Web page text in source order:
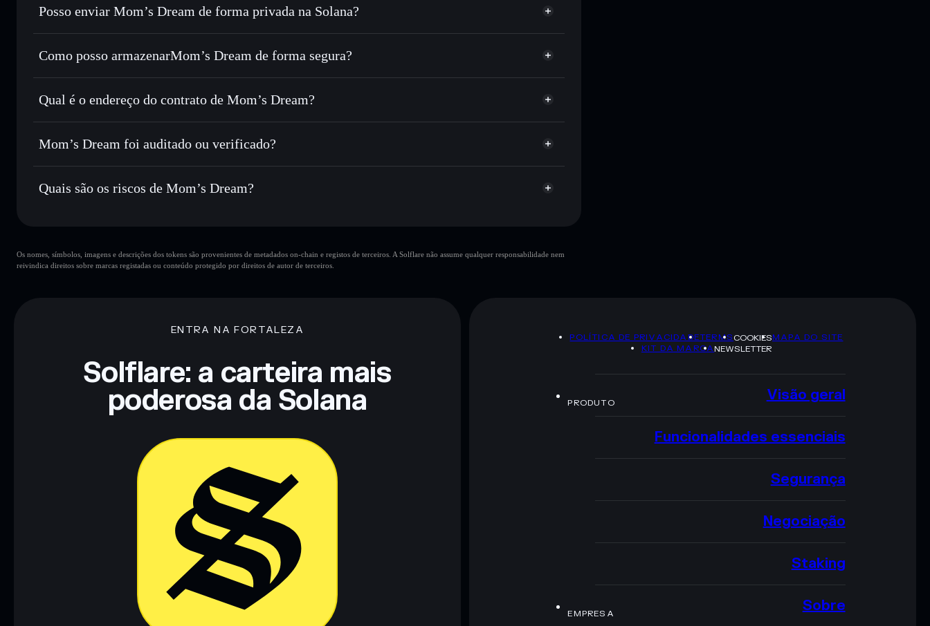
Trocar instantaneamente— trocar MAM por SOL, USDC ou milhares de outros tokens Solana com
Utilizar DCA— investir de forma faseada ao longo do tempo em MAM
Enviar de forma privada— transferir MAM sem associar publicamente as carteiras usando o Agregador de
Privacidade integrado da Solflare
Posso enviar Mom’s Dream de forma privada na Solana?
Agregador de Privacidade
Como posso armazenarMom’s Dream de forma segura?
Mom’s Dream carteira não-custodial Solflare
Qual é o endereço do contrato de Mom’s Dream?
Mom’s Dream
3mPQb6kHtbmKPaxsiXT2SqR2uogtboeeANDeVTyQpump
Carteira Solflare
Mom’s Dream foi auditado ou verificado?
Mom’s Dream não está verificado
Quais são os riscos de Mom’s Dream?
carteiras
Mom’s Dream
única carteira
Os nomes, símbolos, imagens e descrições dos tokens são provenientes de metadados on-chain e registos de terceiros. A Solflare não assume qualquer responsabilidade nem
reivindica direitos sobre marcas registadas ou conteúdo protegido por direitos de autor de terceiros.
ENTRA NA FORTALEZA
Solflare: a carteira mais
poderosa da Solana
POLÍTICA DE PRIVACIDADETERMSCOOKIESMAPA DO SITE
KIT DA MARCANEWSLETTER
PRODUTO Visão geral
Funcionalidades essenciais
Segurança
Negociação
Staking
EMPRESA Sobre